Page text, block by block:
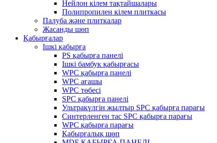
Нейлон кілем тақтайшалары
Полипропилен кілем плиткасы
Палуба және плиткалар
Жасанды шөп
Қабырғалар
Ішкі қабырға
PS қабырға панелі
Ішкі бамбук қабырғасы
WPC қабырға панелі
WPC ағашы
WPC төбесі
SPC қабырға панелі
Ультракүлгін жылтыр SPC қабырға парағы
Синтерленген тас SPC қабырға парағы
WPC қабырға парағы
Қабырғалық шөп